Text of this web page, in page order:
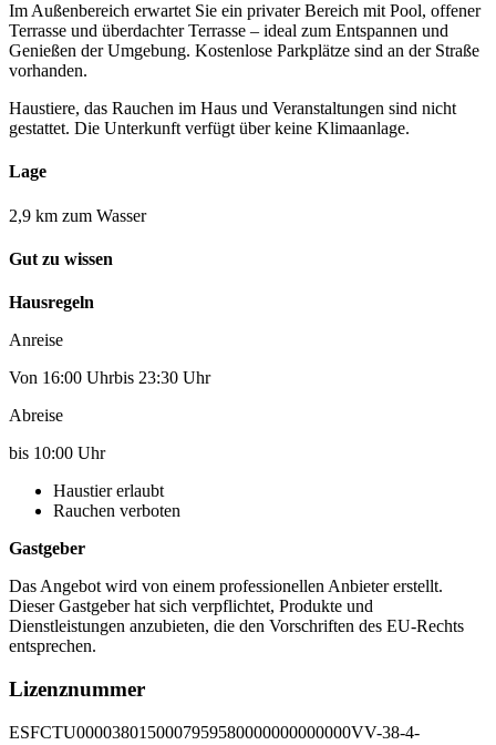
Im Außenbereich erwartet Sie ein privater Bereich mit Pool, offener
Terrasse und überdachter Terrasse – ideal zum Entspannen und
Genießen der Umgebung. Kostenlose Parkplätze sind an der Straße
vorhanden.
Haustiere, das Rauchen im Haus und Veranstaltungen sind nicht
gestattet. Die Unterkunft verfügt über keine Klimaanlage.
Lage
2,9 km zum Wasser
Gut zu wissen
Hausregeln
Anreise
Von 16:00 Uhrbis 23:30 Uhr
Abreise
bis 10:00 Uhr
Haustier erlaubt
Rauchen verboten
Gastgeber
Das Angebot wird von einem professionellen Anbieter erstellt.
Dieser Gastgeber hat sich verpflichtet, Produkte und
Dienstleistungen anzubieten, die den Vorschriften des EU-Rechts
entsprechen.
Lizenznummer
ESFCTU0000380150007959580000000000000VV-38-4-